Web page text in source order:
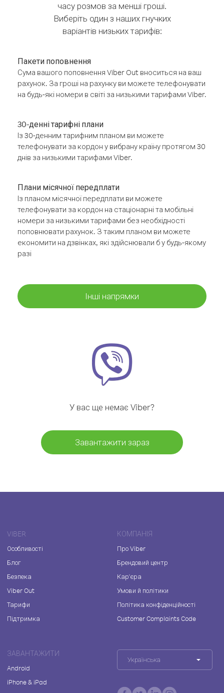
часу розмов за менші гроші.
Виберіть один з наших гнучких
варіантів низьких тарифів:
Пакети поповнення
Сума вашого поповнення Viber Out вноситься на ваш
рахунок. За гроші на рахунку ви можете телефонувати
на будь-які номери в світі за низькими тарифами Viber.
30-денні тарифні плани
Із 30-денним тарифним планом ви можете
телефонувати за кордон у вибрану країну протягом 30
днів за низькими тарифами Viber.
Плани місячної передплати
Із планом місячної передплати ви можете
телефонувати за кордон на стаціонарні та мобільні
номери за низькими тарифами без необхідності
поповнювати рахунок. З таким планом ви можете
економити на дзвінках, які здійснювали б у будь-якому
разі
Інші напрямки
У вас ще немає Viber?
Завантажити зараз
VIBER
Особливості
Блог
Безпека
Viber Out
Тарифи
Підтримка
КОМПАНІЯ
Про Viber
Брендовий центр
Кар'єра
Умови й політики
Політика конфіденційності
Customer Complaints Code
ЗАВАНТАЖИТИ
Android
iPhone & iPad
Українська